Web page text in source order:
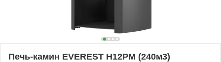
Печь-камин EVEREST H12РМ (240м3)